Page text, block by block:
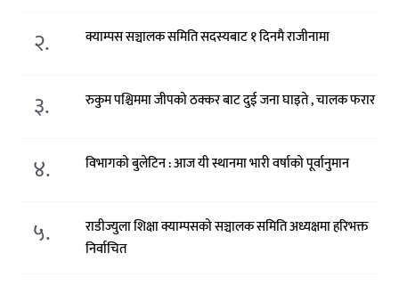
२. क्याम्पस सञ्चालक समिति सदस्यबाट १ दिनमै राजीनामा
३. रुकुम पश्चिममा जीपको ठक्कर बाट दुई जना घाइते , चालक फरार
४. विभागको बुलेटिन : आज यी स्थानमा भारी वर्षाको पूर्वानुमान
५.
राडीज्युला शिक्षा क्याम्पसको सञ्चालक समिति अध्यक्षमा हरिभक्त
निर्वाचित